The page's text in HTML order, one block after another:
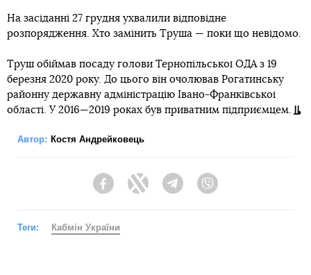
На засіданні 27 грудня ухвалили відповідне
розпорядження. Хто замінить Труша — поки що невідомо.
Труш обіймав посаду голови Тернопільської ОДА з 19
березня 2020 року. До цього він очолював Рогатинську
районну державну адміністрацію Івано-Франківської
області. У 2016—2019 роках був приватним підприємцем.
Автор: Костя Андрейковець
FacebookTwitter Telegram
Теги: Кабмін України